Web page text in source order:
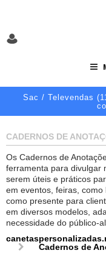
Sac / Televendas
CADERNOS DE
Os Cadernos de
ferramenta para divulgar
serem úteis e práticos
em eventos, feiras,
como presente para
em diversos modelos,
necessidade do público-
Cadernos de